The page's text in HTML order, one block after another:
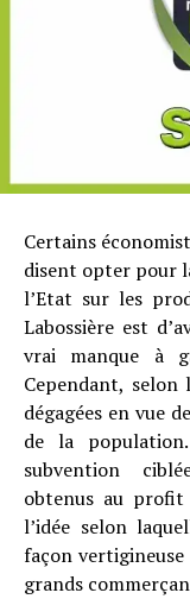
Certains
disent opter pour
l’Etat sur les
Labossière est
vrai manque à
Cependant,
dégagées en vue
de la
subvention
obtenus au
l’idée selon
façon
grands